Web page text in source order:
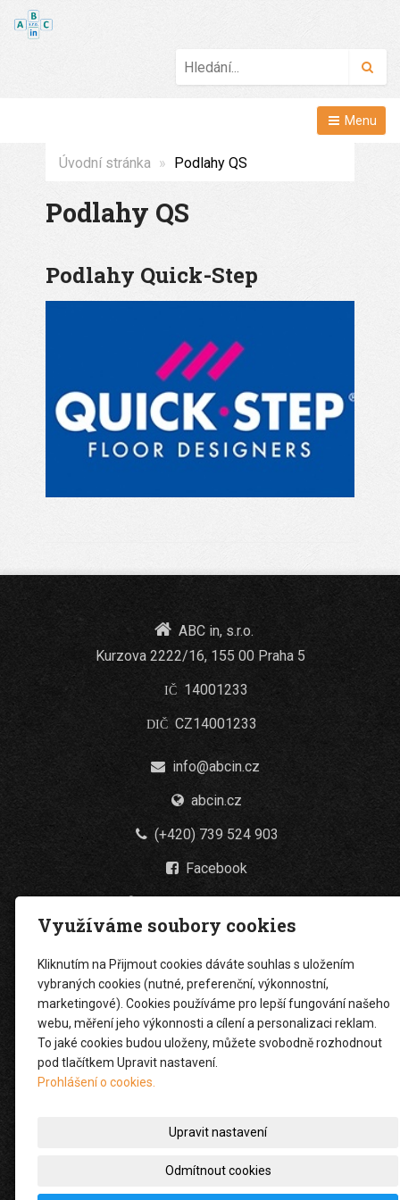
Menu
Úvodní stránka Podlahy QS
Podlahy QS
Podlahy Quick-Step
ABC in, s.r.o.
Kurzova 2222/16, 155 00 Praha 5
IČ 14001233
DIČ CZ14001233
info@abcin.cz
abcin.cz
(+420) 739 524 903
Facebook
datová schránka: evtut6x
Klimatizace a tepelná čerpadla
Stínící technika
Kuchyně
Využíváme soubory cookies
Kliknutím na Přijmout cookies dáváte souhlas s uložením
vybraných cookies (nutné, preferenční, výkonnostní,
marketingové). Cookies používáme pro lepší fungování našeho
webu, měření jeho výkonnosti a cílení a personalizaci reklam.
To jaké cookies budou uloženy, můžete svobodně rozhodnout
pod tlačítkem Upravit nastavení.
Prohlášení o cookies.
Upravit nastavení
Odmítnout cookies